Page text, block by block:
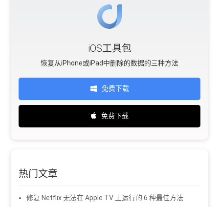
iOS工具包
恢复从iPhone或iPad中删除的数据的三种方法
免费下载
免费下载
热门文章
修复 Netflix 无法在 Apple TV 上运行的 6 种最佳方法